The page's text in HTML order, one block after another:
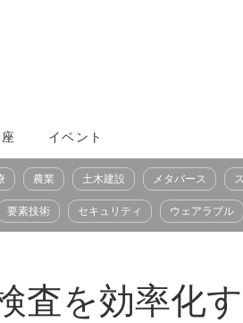
イベント
農業 土木建設 メタバース
要素技術 セキュリティ ウェアラブル
査を効率化